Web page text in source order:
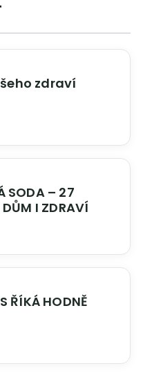
zdraví
ZPŮSOBŮ POUŽITÍ PRO DŮM I ZDRAVÍ
BARVA OBLEČENÍ O NÁS ŘÍKÁ HODNĚ